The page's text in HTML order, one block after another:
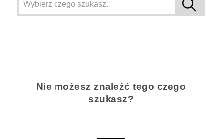
Nie możesz znaleźć tego czego
szukasz?